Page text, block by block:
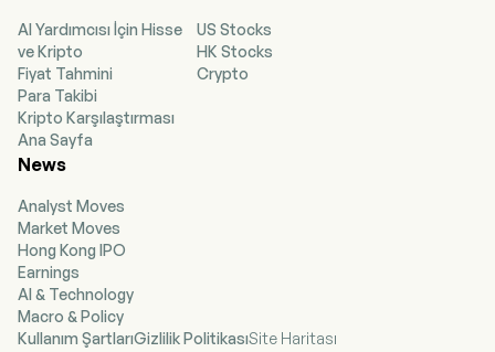
kanser, oftalmoloji, nörobilimler, solunum,
kardiyovasküler, böbrek ve metabolizma
alanlarında tedavilerde bilim ve dijital teknolojileri
kullanmaktadır. Şirketin iş faaliyetleri, kan basıncı,
kanser ve diğer rahatsızlıklar için yenilikçi patent
korumalı reçeteli ilaçları içeren Innovative
Medicines (Yenilikçi İlaçlar) ve jenerik ilaçlar ile
bölüme ayrılmıştır.
AI Yardımcısı İçin Hisse
ve Kripto
Fiyat Tahmini
Para Takibi
Kripto Karşılaştırması
Ana Sayfa
US Stocks
HK Stocks
Crypto
News
Analyst Moves
Market Moves
Hong Kong IPO
Earnings
AI & Technology
Macro & Policy
Kullanım ŞartlarıGizlilik PolitikasıSite Haritası